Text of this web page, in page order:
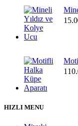
HIZLI MENU